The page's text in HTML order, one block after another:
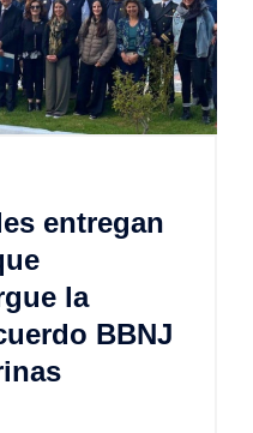
entregan
la
BBNJ